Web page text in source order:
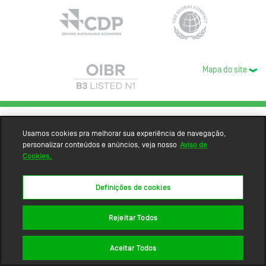
Mapa do site
Usamos cookies pra melhorar sua experiência de navegação,
personalizar conteúdos e anúncios, veja nosso Aviso de
Cookies.
Definições de cookies
Rejeitar Todos
Aceitar Todos